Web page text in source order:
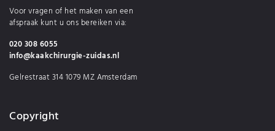
Voor vragen of het maken van een
afspraak kunt u ons bereiken via:
020 308 6055
info@kaakchirurgie-zuidas.nl
Gelrestraat 314 1079 MZ Amsterdam
Copyright